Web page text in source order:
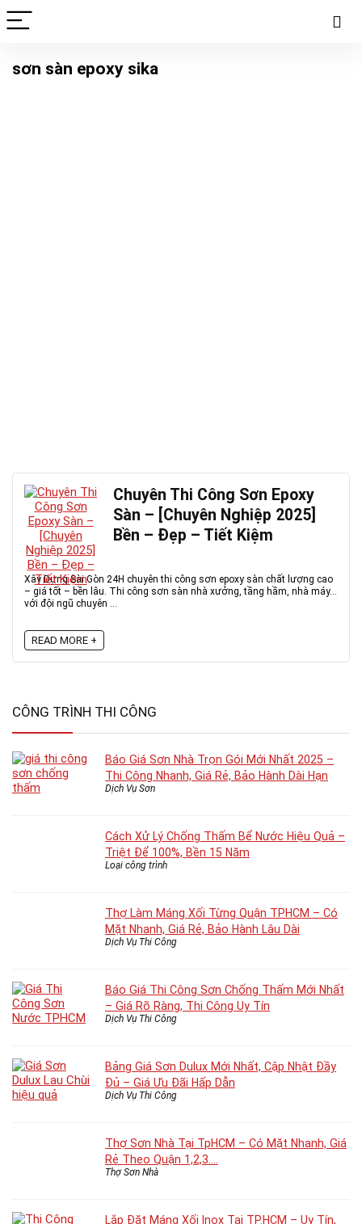
sơn sàn epoxy sika
Chuyên Thi Công Sơn Epoxy
Sàn – [Chuyên Nghiệp 2025]
Bền – Đẹp – Tiết Kiệm
Xây Dựng Sài Gòn 24H chuyên thi công sơn epoxy sàn chất lượng cao
– giá tốt – bền lâu. Thi công sơn sàn nhà xưởng, tầng hầm, nhà máy...
với đội ngũ chuyên ...
READ MORE +
CÔNG TRÌNH THI CÔNG
Báo Giá Sơn Nhà Trọn Gói Mới Nhất 2025 –
Thi Công Nhanh, Giá Rẻ, Bảo Hành Dài Hạn
Dịch Vụ Sơn
Cách Xử Lý Chống Thấm Bể Nước Hiệu Quả –
Triệt Để 100%, Bền 15 Năm
Loại công trình
Thợ Làm Máng Xối Từng Quận TPHCM – Có
Mặt Nhanh, Giá Rẻ, Bảo Hành Lâu Dài
Dịch Vụ Thi Công
Báo Giá Thi Công Sơn Chống Thấm Mới Nhất
– Giá Rõ Ràng, Thi Công Uy Tín
Dịch Vụ Thi Công
Bảng Giá Sơn Dulux Mới Nhất, Cập Nhật Đầy
Đủ – Giá Ưu Đãi Hấp Dẫn
Dịch Vụ Thi Công
Thợ Sơn Nhà Tại TpHCM – Có Mặt Nhanh, Giá
Rẻ Theo Quận 1,2,3….
Thợ Sơn Nhà
Lắp Đặt Máng Xối Inox Tại TP.HCM – Uy Tín,